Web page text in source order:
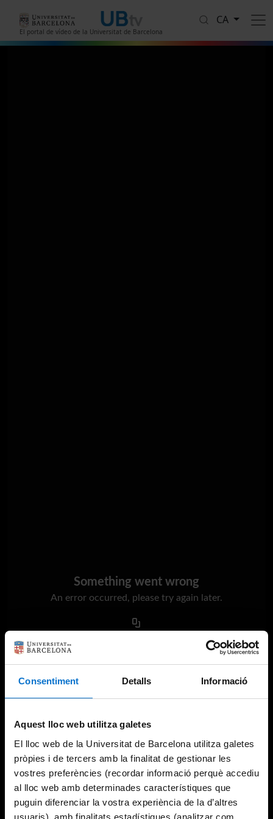
Consentiment Detalls Informació
Aquest lloc web utilitza galetes
El lloc web de la Universitat de Barcelona utilitza galetes
pròpies i de tercers amb la finalitat de gestionar les
vostres preferències (recordar informació perquè accediu
al lloc web amb determinades característiques que
puguin diferenciar la vostra experiència de la d’altres
usuaris), amb finalitats estadístiques (analitzar com
El portal de vídeo de la Universitat de Barcelona
CA
Something went wrong
An error occurred, please try again later.